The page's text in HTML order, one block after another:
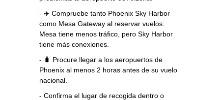
- ✈️ Compruebe tanto Phoenix Sky Harbor
como Mesa Gateway al reservar vuelos:
Mesa tiene menos tráfico, pero Sky Harbor
tiene más conexiones.
- 🧳 Procure llegar a los aeropuertos de
Phoenix al menos 2 horas antes de su vuelo
nacional.
- Confirma el lugar de recogida dentro o